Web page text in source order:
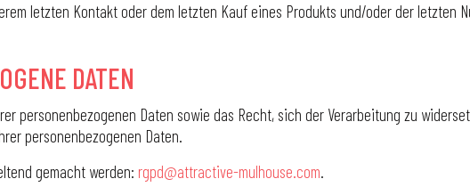
letzten Kontakt oder dem letzten Kauf eines Produkts und/oder der letzten
DATEN
personenbezogenen Daten sowie das Recht, sich der Verarbeitung zu
personenbezogenen Daten.
gemacht werden: rgpd@attractive-mulhouse.com.